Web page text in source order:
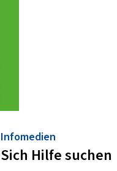
Infomedien
Sich Hilfe suchen